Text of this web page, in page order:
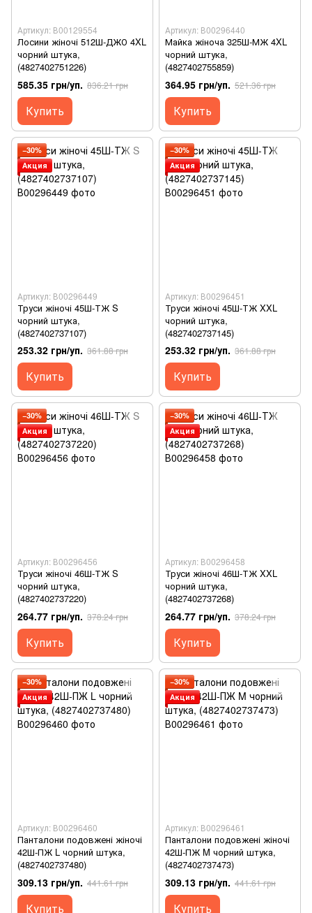
Артикул: В00129554
Лосини жіночі 512Ш-ДЖО 4XL
чорний штука,
(4827402751226)
585.35 грн/уп. 836.21 грн
Купить
Артикул: В00296440
Майка жіноча 325Ш-МЖ 4XL
чорний штука,
(4827402755859)
364.95 грн/уп. 521.36 грн
Купить
−30%
Акция
Артикул: В00296449
Труси жіночі 45Ш-ТЖ S
чорний штука,
(4827402737107)
253.32 грн/уп. 361.88 грн
Купить
−30%
Акция
Артикул: В00296451
Труси жіночі 45Ш-ТЖ XXL
чорний штука,
(4827402737145)
253.32 грн/уп. 361.88 грн
Купить
−30%
Акция
Артикул: В00296456
Труси жіночі 46Ш-ТЖ S
чорний штука,
(4827402737220)
264.77 грн/уп. 378.24 грн
Купить
−30%
Акция
Артикул: В00296458
Труси жіночі 46Ш-ТЖ XXL
чорний штука,
(4827402737268)
264.77 грн/уп. 378.24 грн
Купить
−30%
Акция
Артикул: В00296460
Панталони подовжені жіночі
42Ш-ПЖ L чорний штука,
(4827402737480)
309.13 грн/уп. 441.61 грн
Купить
−30%
Акция
Артикул: В00296461
Панталони подовжені жіночі
42Ш-ПЖ M чорний штука,
(4827402737473)
309.13 грн/уп. 441.61 грн
Купить